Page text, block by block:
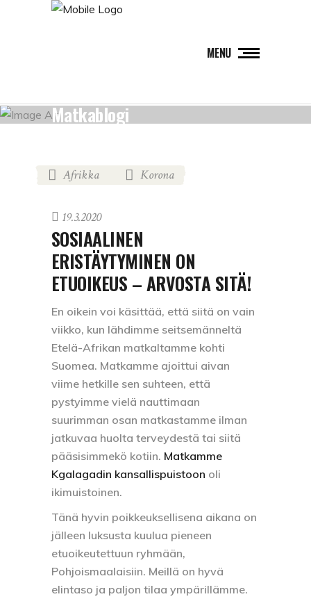
MENU
Matkablogi
Afrikka Korona
19.3.2020
SOSIAALINEN
ERISTÄYTYMINEN ON
ETUOIKEUS – ARVOSTA SITÄ!
En oikein voi käsittää, että siitä on vain
viikko, kun lähdimme seitsemänneltä
Etelä-Afrikan matkaltamme kohti
Suomea. Matkamme ajoittui aivan
viime hetkille sen suhteen, että
pystyimme vielä nauttimaan
suurimman osan matkastamme ilman
jatkuvaa huolta terveydestä tai siitä
pääsisimmekö kotiin. Matkamme
Kgalagadin kansallispuistoon oli
ikimuistoinen.
Tänä hyvin poikkeuksellisena aikana on
jälleen luksusta kuulua pieneen
etuoikeutettuun ryhmään,
Pohjoismaalaisiin. Meillä on hyvä
elintaso ja paljon tilaa ympärillämme.